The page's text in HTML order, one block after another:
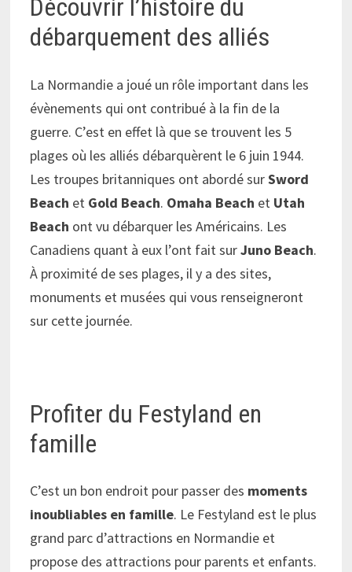
Découvrir l’histoire du
débarquement des alliés
La Normandie a joué un rôle important dans les
évènements qui ont contribué à la fin de la
guerre. C’est en effet là que se trouvent les 5
plages où les alliés débarquèrent le 6 juin 1944.
Les troupes britanniques ont abordé surSword
Beach et Gold Beach. Omaha Beach et Utah
Beach ont vu débarquer les Américains. Les
Canadiens quant à eux l’ont fait surJuno Beach.
À proximité de ses plages, il y a des sites,
monuments et musées qui vous renseigneront
sur cette journée.
Profiter du Festyland en
famille
C’est un bon endroit pour passer des moments
inoubliables en famille. Le Festyland est le plus
grand parc d’attractions en Normandie et
propose des attractions pour parents et enfants.